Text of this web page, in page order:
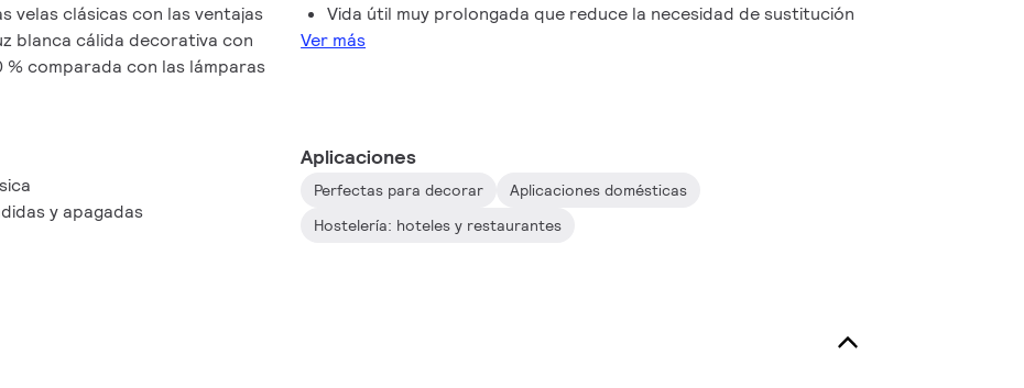
velas clásicas con las ventajas
blanca cálida decorativa con
comparada con las lámparas
Vida útil muy prolongada que reduce la necesidad de sustitución
Ver más
y apagadas
Aplicaciones
Perfectas para decorar
Aplicaciones domésticas
Hostelería: hoteles y restaurantes